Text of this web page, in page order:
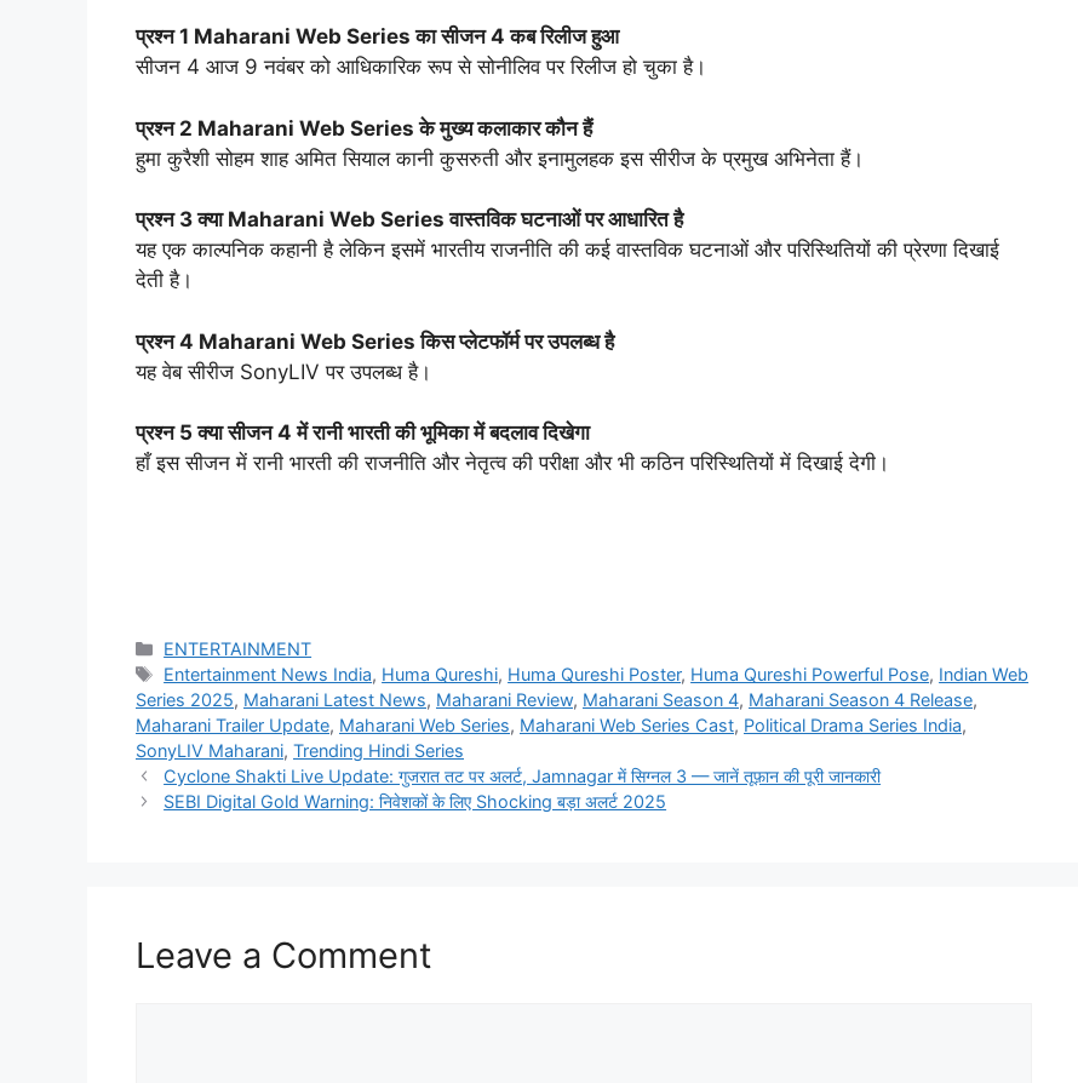
प्रश्न 1 Maharani Web Series का सीजन 4 कब रिलीज हुआ
सीजन 4 आज 9 नवंबर को आधिकारिक रूप से सोनीलिव पर रिलीज हो चुका है।
प्रश्न 2 Maharani Web Series के मुख्य कलाकार कौन हैं
हुमा कुरैशी सोहम शाह अमित सियाल कानी कुसरुती और इनामुलहक इस सीरीज के प्रमुख अभिनेता हैं।
प्रश्न 3 क्या Maharani Web Series वास्तविक घटनाओं पर आधारित है
यह एक काल्पनिक कहानी है लेकिन इसमें भारतीय राजनीति की कई वास्तविक घटनाओं और परिस्थितियों की प्रेरणा दिखाई
देती है।
प्रश्न 4 Maharani Web Series किस प्लेटफॉर्म पर उपलब्ध है
यह वेब सीरीज SonyLIV पर उपलब्ध है।
प्रश्न 5 क्या सीजन 4 में रानी भारती की भूमिका में बदलाव दिखेगा
हाँ इस सीजन में रानी भारती की राजनीति और नेतृत्व की परीक्षा और भी कठिन परिस्थितियों में दिखाई देगी।
Categories
ENTERTAINMENT
Tags
Entertainment News India, Huma Qureshi, Huma Qureshi Poster, Huma Qureshi Powerful Pose, Indian Web
Series 2025, Maharani Latest News, Maharani Review, Maharani Season 4, Maharani Season 4 Release,
Maharani Trailer Update, Maharani Web Series, Maharani Web Series Cast, Political Drama Series India,
SonyLIV Maharani, Trending Hindi Series
Cyclone Shakti Live Update: गुजरात तट पर अलर्ट, Jamnagar में सिग्नल 3 — जानें तूफ़ान की पूरी जानकारी
SEBI Digital Gold Warning: निवेशकों के लिए Shocking बड़ा अलर्ट 2025
Leave a Comment